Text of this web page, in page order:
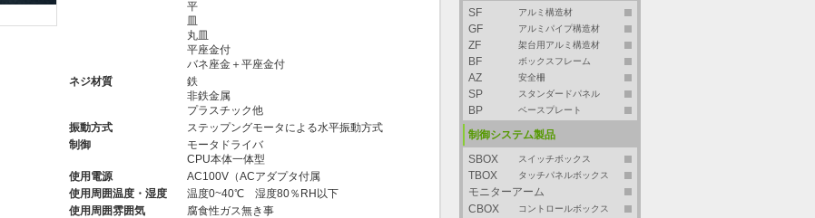
平
皿
丸皿
平座金付
バネ座金＋平座金付
ネジ材質
鉄
非鉄金属
プラスチック他
振動方式
ステップングモータによる水平振動方式
制御
モータドライバ
CPU本体一体型
使用電源
AC100V（ACアダプタ付属
使用周囲温度・湿度
温度0~40℃ 湿度80％RH以下
使用周囲雰囲気
腐食性ガス無き事
SF
アルミ構造材
GF アルミパイプ構造材
ZF 架台用アルミ構造材
BF ボックスフレーム
AZ 安全柵
SP スタンダードパネル
BP ベースプレート
制御システム製品
SBOX
スイッチボックス
TBOX タッチパネルボックス
モニターアーム
CBOX
コントロールボックス